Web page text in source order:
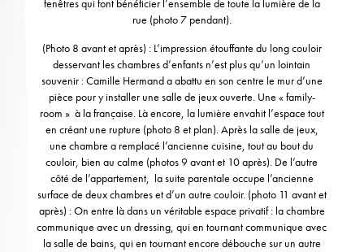
fenêtres qui font bénéficier l’ensemble de toute la lumière de la
rue (photo 7 pendant).
(Photo 8 avant et après) : L’impression étouffante du long couloir
desservant les chambres d’enfants n’est plus qu’un lointain
souvenir : Camille Hermand a abattu en son centre le mur d’une
pièce pour y installer une salle de jeux ouverte. Une « family-
room » à la française. Là encore, la lumière envahit l’espace tout
en créant une rupture (photo 8 et plan). Après la salle de jeux,
une chambre a remplacé l’ancienne cuisine, tout au bout du
couloir, bien au calme (photos 9 avant et 10 après). De l’autre
côté de l’appartement, la suite parentale occupe l’ancienne
surface de deux chambres et d’un autre couloir. (photo 11 avant et
après) : On entre là dans un véritable espace privatif : la chambre
communique avec un dressing, qui en tournant communique avec
la salle de bains, qui en tournant encore débouche sur un autre